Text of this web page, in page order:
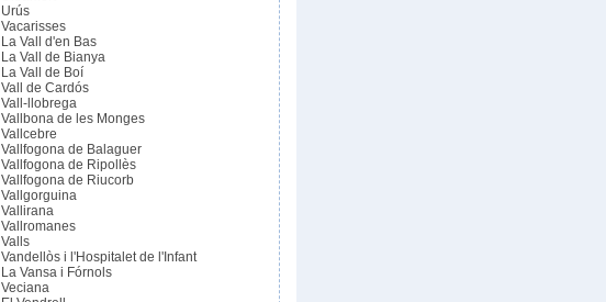
Urús
Vacarisses
La Vall d'en Bas
La Vall de Bianya
La Vall de Boí
Vall de Cardós
Vall-llobrega
Vallbona de les Monges
Vallcebre
Vallfogona de Balaguer
Vallfogona de Ripollès
Vallfogona de Riucorb
Vallgorguina
Vallirana
Vallromanes
Valls
Vandellòs i l'Hospitalet de l'Infant
La Vansa i Fórnols
Veciana